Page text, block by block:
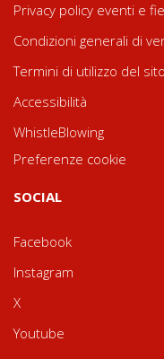
Privacy policy eventi e
Condizioni generali di
Termini di utilizzo del sito
Accessibilità
WhistleBlowing
Preferenze cookie
SOCIAL
Facebook
Instagram
X
Youtube